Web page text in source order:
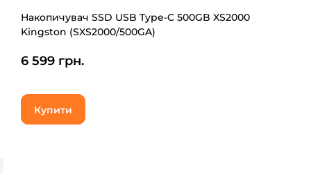
Накопичувач SSD USB Type-C 500GB XS2000
Kingston (SXS2000/500GA)
6 599 грн.
Купити